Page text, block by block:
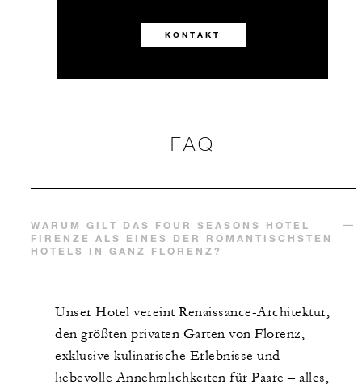
KONTAKT
FAQ
WARUM GILT DAS FOUR SEASONS HOTEL
FIRENZE ALS EINES DER ROMANTISCHSTEN
HOTELS IN GANZ FLORENZ?
Unser Hotel vereint Renaissance-Architektur,
den größten privaten Garten von Florenz,
exklusive kulinarische Erlebnisse und
liebevolle Annehmlichkeiten für Paare – alles,